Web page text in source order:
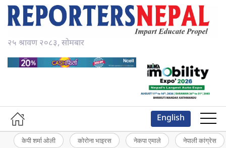
२५ श्रावण २०८३, सोमबार
English
केपी शर्मा ओली कोरोना भाइरस नेकपा एमाले नेपाली कांग्रेस